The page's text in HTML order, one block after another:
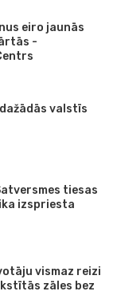
eiro jaunās
-
valstīs
tiesas
izspriesta
vismaz reizi
zāles bez